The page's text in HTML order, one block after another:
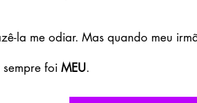
la me odiar. Mas quando meu
foi MEU.